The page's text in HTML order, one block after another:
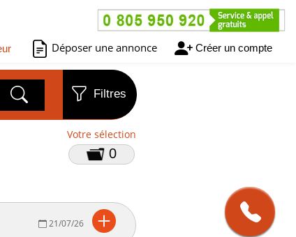
Déposer une annonce Créer un compte
Filtres
Votre sélection
0
21/07/26